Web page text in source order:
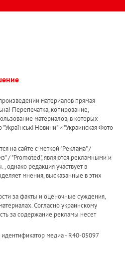
материалов прямая
Перепечатка, копирование,
материалов, в которых
Новини" и "Украинская Фото
на сайте с меткой "Реклама" /
/ "Promoted", являются рекламными и
однако редакция участвует в
мнения, высказанные в этих
за факты и оценочные суждения,
Согласно украинскому
за содержание рекламы несет
медиа - R40-05097